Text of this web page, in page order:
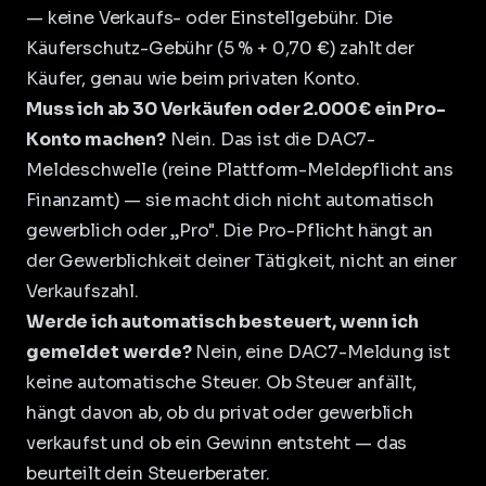
— keine Verkaufs- oder Einstellgebühr. Die
Käuferschutz-Gebühr (5 % + 0,70 €) zahlt der
Käufer, genau wie beim privaten Konto.
Muss ich ab 30 Verkäufen oder 2.000 € ein Pro-
Konto machen?Nein. Das ist die DAC7-
Meldeschwelle (reine Plattform-Meldepflicht ans
Finanzamt) — sie macht dich nicht automatisch
gewerblich oder „Pro". Die Pro-Pflicht hängt an
der Gewerblichkeit deiner Tätigkeit, nicht an einer
Verkaufszahl.
Werde ich automatisch besteuert, wenn ich
gemeldet werde?Nein, eine DAC7-Meldung ist
keine automatische Steuer. Ob Steuer anfällt,
hängt davon ab, ob du privat oder gewerblich
verkaufst und ob ein Gewinn entsteht — das
beurteilt dein Steuerberater.